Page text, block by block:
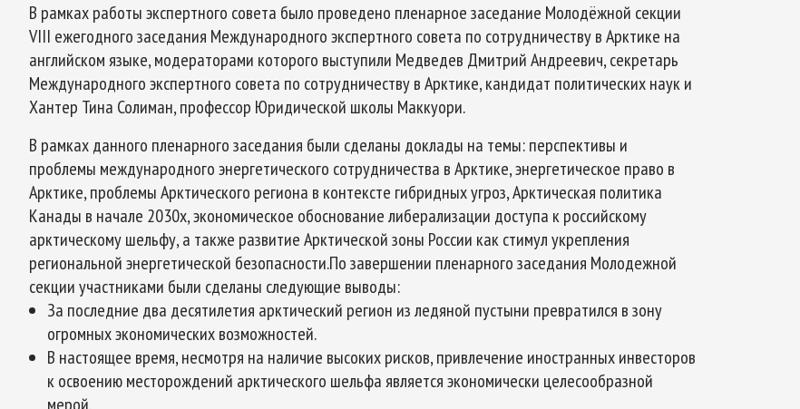
В рамках работы экспертного совета было проведено пленарное заседание Молодёжной секции
VIII ежегодного заседания Международного экспертного совета по сотрудничеству в Арктике на
английском языке, модераторами которого выступили Медведев Дмитрий Андреевич, секретарь
Международного экспертного совета по сотрудничеству в Арктике, кандидат политических наук и
Хантер Тина Солиман, профессор Юридической школы Маккуори.
В рамках данного пленарного заседания были сделаны доклады на темы: перспективы и
проблемы международного энергетического сотрудничества в Арктике, энергетическое право в
Арктике, проблемы Арктического региона в контексте гибридных угроз, Арктическая политика
Канады в начале 2030х, экономическое обоснование либерализации доступа к российскому
арктическому шельфу, а также развитие Арктической зоны России как стимул укрепления
региональной энергетической безопасности.По завершении пленарного заседания Молодежной
секции участниками были сделаны следующие выводы:
За последние два десятилетия арктический регион из ледяной пустыни превратился в зону
огромных экономических возможностей.
В настоящее время, несмотря на наличие высоких рисков, привлечение иностранных инвесторов
к освоению месторождений арктического шельфа является экономически целесообразной